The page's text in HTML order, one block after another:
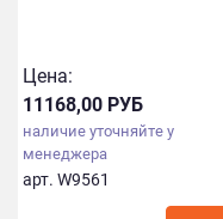
Цена:
11168,00 РУБ
наличие уточняйте у
менеджера
арт. W9561